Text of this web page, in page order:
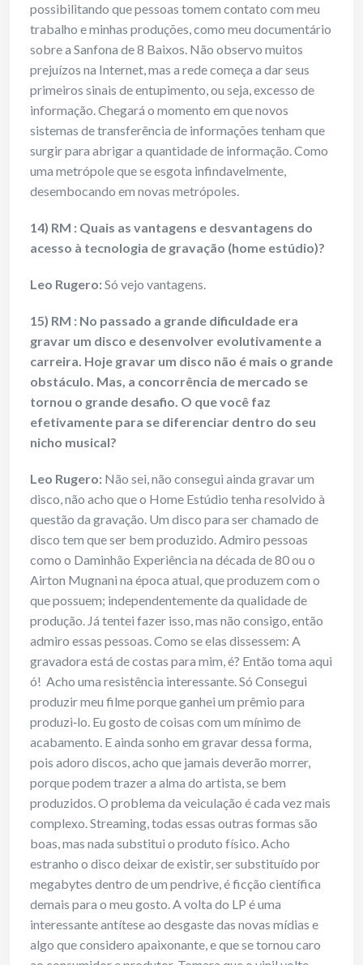
possibilitando que pessoas tomem contato com meu
trabalho e minhas produções, como meu documentário
sobre a Sanfona de 8 Baixos. Não observo muitos
prejuízos na Internet, mas a rede começa a dar seus
primeiros sinais de entupimento, ou seja, excesso de
informação. Chegará o momento em que novos
sistemas de transferência de informações tenham que
surgir para abrigar a quantidade de informação. Como
uma metrópole que se esgota infindavelmente,
desembocando em novas metrópoles.
14) RM : Quais as vantagens e desvantagens do
acesso à tecnologia de gravação (home estúdio)?
Leo Rugero:Só vejo vantagens.
15) RM : No passado a grande dificuldade era
gravar um disco e desenvolver evolutivamente a
carreira. Hoje gravar um disco não é mais o grande
obstáculo. Mas, a concorrência de mercado se
tornou o grande desafio. O que você faz
efetivamente para se diferenciar dentro do seu
nicho musical?
Leo Rugero: Não sei, não consegui ainda gravar um
disco, não acho que o Home Estúdio tenha resolvido à
questão da gravação. Um disco para ser chamado de
disco tem que ser bem produzido. Admiro pessoas
como o Daminhão Experiência na década de 80 ou o
Airton Mugnani na época atual, que produzem com o
que possuem; independentemente da qualidade de
produção. Já tentei fazer isso, mas não consigo, então
admiro essas pessoas. Como se elas dissessem: A
gravadora está de costas para mim, é? Então toma aqui
ó! Acho uma resistência interessante. Só Consegui
produzir meu filme porque ganhei um prêmio para
produzi‐lo. Eu gosto de coisas com um mínimo de
acabamento. E ainda sonho em gravar dessa forma,
pois adoro discos, acho que jamais deverão morrer,
porque podem trazer a alma do artista, se bem
produzidos. O problema da veiculação é cada vez mais
complexo. Streaming, todas essas outras formas são
boas, mas nada substitui o produto físico. Acho
estranho o disco deixar de existir, ser substituído por
megabytes dentro de um pendrive, é ficção científica
demais para o meu gosto. A volta do LP é uma
interessante antítese ao desgaste das novas mídias e
algo que considero apaixonante, e que se tornou caro